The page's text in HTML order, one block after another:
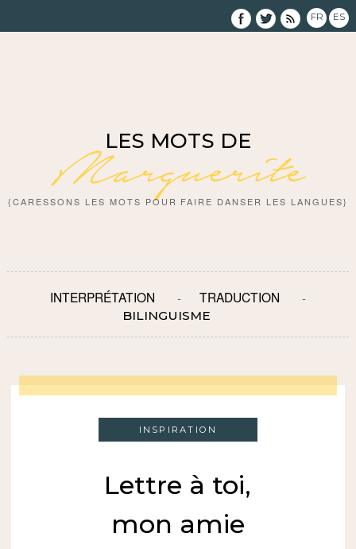
FR ES
LES MOTS DE
Marguerite
{CARESSONS LES MOTS POUR FAIRE DANSER LES LANGUES}
INTERPRÉTATION TRADUCTION
BILINGUISME
INSPIRATION
Lettre à toi,
mon amie